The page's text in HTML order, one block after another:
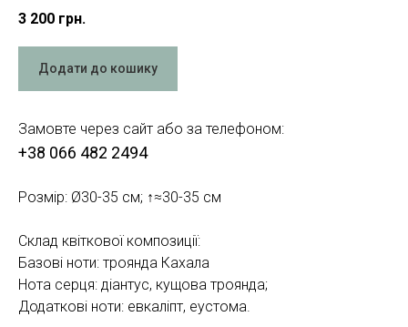
3 200 грн.
Додати до кошику
Замовте через сайт або за телефоном:
+38 066 482 2494
Розмір: Ø30-35 см; ↑≈30-35 см
Склад квіткової композиції:
Базові ноти: троянда Кахала
Нота серця: діантус, кущова троянда;
Додаткові ноти: евкаліпт, еустома.